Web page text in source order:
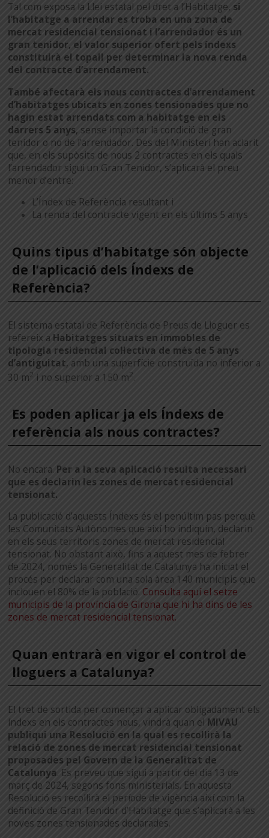
Tal com exposa la Llei estatal pel dret a l’Habitatge, si
l’habitatge a arrendar es troba en una zona de
mercat residencial tensionat i l’arrendador és un
gran tenidor, el valor superior ofert pels índexs
constituirà el topall per determinar la nova renda
del contracte d’arrendament.
També afectarà els nous contractes d’arrendament
d’habitatges ubicats en zones tensionades que no
hagin estat arrendats com a habitatge en els
darrers 5 anys, sense importar la condició de gran
tenidor o no de l’arrendador. Des del Ministeri han aclarit
que, en els supòsits de nous 2 contractes en els quals
l’arrendador sigui un Gran Tenidor, s’aplicarà el preu
menor d’entre:
L’Índex de Referència resultant i
La renda del contracte vigent en els últims 5 anys
Quins tipus d’habitatge són objecte
de l’aplicació dels Índexs de
Referència?
El sistema estatal de Referència de Preus de Lloguer es
refereix a Habitatges situats en immobles de
tipologia residencial col·lectiva de més de 5 anys
d’antiguitat, amb una superfície construïda no inferior a
30 m2 i no superior a 150 m2.
Es poden aplicar ja els Índexs de
referència als nous contractes?
No encara. Per a la seva aplicació resulta necessari
que es declarin les zones de mercat residencial
tensionat.
La publicació d’aquests Índexs és el penúltim pas perquè
les Comunitats Autònomes que així ho indiquin, declarin
en els seus territoris zones de mercat residencial
tensionat. No obstant això, fins a aquest mes de febrer
de 2024, només la Generalitat de Catalunya ha iniciat el
procés per declarar com una sola àrea 140 municipis que
inclouen el 80% de la població. Consulta aquí el setze
municipis de la província de Girona que hi ha dins de les
zones de mercat residencial tensionat.
Quan entrarà en vigor el control de
lloguers a Catalunya?
El tret de sortida per començar a aplicar obligadament els
índexs en els contractes nous, vindrà quan el MIVAU
publiqui una Resolució en la qual es recollirà la
relació de zones de mercat residencial tensionat
proposades pel Govern de la Generalitat de
Catalunya. Es preveu que sigui a partir del dia 13 de
març de 2024, segons fons ministerials. En aquesta
Resolució es recollirà el període de vigència així com la
definició de Gran Tenidor d’Habitatge que s’aplicarà a les
noves zones tensionades declarades.